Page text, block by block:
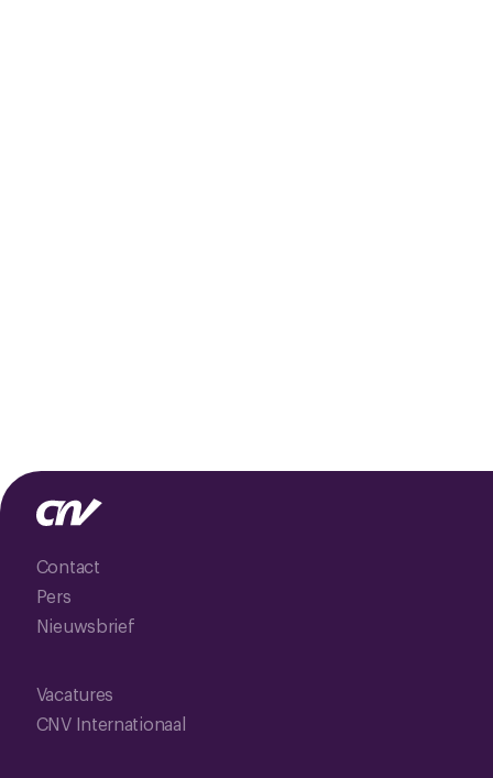
Contact
Pers
Nieuwsbrief
Vacatures
CNV Internationaal